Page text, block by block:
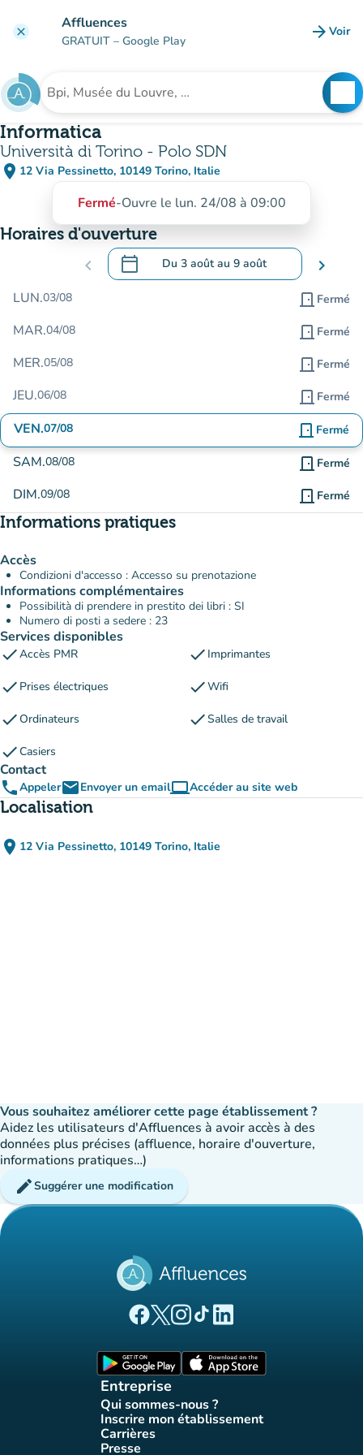
clear Affluences
GRATUIT – Google Play arrow_forward Voir
Rechercher un établissement
Informatica
Università di Torino - Polo SDN
place 12 Via Pessinetto, 10149 Torino, Italie
(ouvrir dans Google Maps)
(nouvel onglet)
Fermé-Ouvre le lun. 24/08 à 09:00
Horaires d'ouverture
chevron_left calendar_today Du 3 aoûtau 9 août
.Ouvrir le calendrier pour changer de
chevron_right
LUN.03/08 door_front Fermé
MAR.04/08 door_front Fermé
MER.05/08 door_front Fermé
JEU.06/08 door_front Fermé
VEN.07/08 door_front Fermé
SAM.08/08 door_front Fermé
DIM.09/08 door_front Fermé
Informations pratiques
Accès
Condizioni d'accesso : Accesso su prenotazione
Informations complémentaires
Possibilità di prendere in prestito dei libri : SI
Numero di posti a sedere : 23
Services disponibles
checkAccès PMR check Imprimantes
check Prises électriques checkWifi
checkOrdinateurs checkSalles de travail
checkCasiers
Contact
phoneAppeleremailEnvoyer un emailcomputerAccéder au site web
(nouvel onglet)
Localisation
place 12 Via Pessinetto, 10149 Torino, Italie
(ouvrir dans Google Maps)
(nouvel onglet)
Vous souhaitez améliorer cette page établissement ?
Aidez les utilisateurs d'Affluences à avoir accès à des
données plus précises (affluence, horaire d'ouverture,
informations pratiques…)
editSuggérer une modification
(nouvel onglet)
(nouvel onglet)
(nouvel onglet)
(nouvel onglet)
(nouvel onglet)
Entreprise
Qui sommes-nous ?
(nouvel onglet)
Inscrire mon établissement
(nouvel onglet)
Carrières(nouvel onglet)
Presse